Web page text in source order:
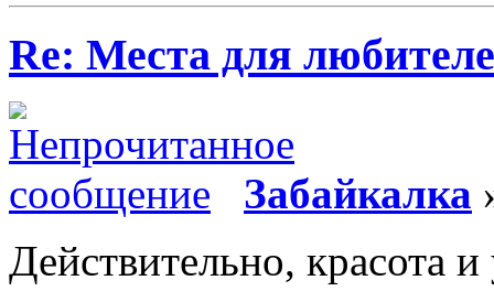
Re: Места для
Забайкалка
Действительно, красота